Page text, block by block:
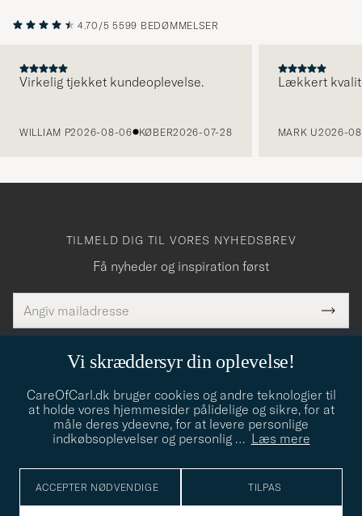
4.70/5 5599 BEDØMMELSER
Virkelig tjekket kundeoplevelse.
WILLIAM P2026-08-06 KØBER2026-07-28
Lækkert
MARK U2026-
Vi skræddersyr din oplevelse!
CareOfCarl.dk bruger cookies og andre teknologier til
at holde vores hjemmesider pålidelige og sikre, for at
måle deres ydeevne, for at levere personlige
indkøbsoplevelser og personlig … Læs mere
ACCEPTER NØDVENDIGE TILPAS
TILMELD DIG TIL VORES NYHEDSBREV
Få nyheder og inspiration først
mailadresse
skal
Tack
för
anmälde
dig
vårt
nyhetsbrev!
FORTROLIGHEDSPOLICY
KUNDERÅDGIVNING